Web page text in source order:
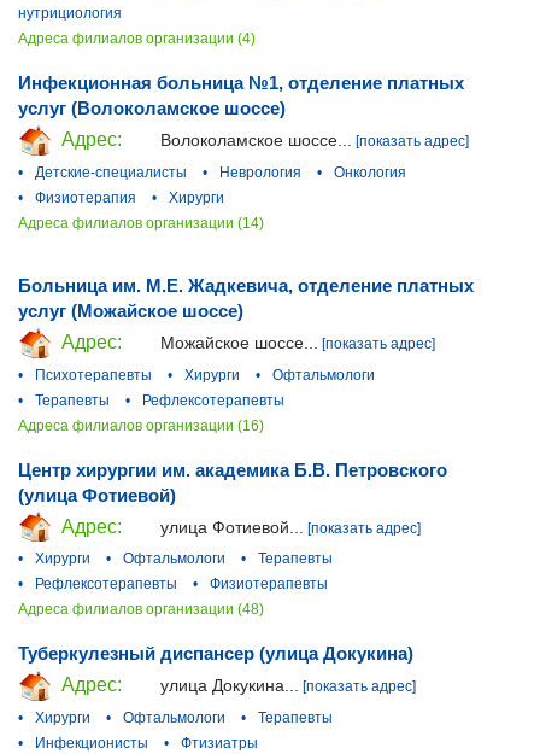
нутрициология
Адреса филиалов организации (4)
Инфекционная больница №1, отделение платных
услуг (Волоколамское шоссе)
Адрес:
Волоколамское шоссе...
[показать адрес]
•
Детские-специалисты • Неврология •
Онкология
•
Физиотерапия •
Хирурги
Адреса филиалов организации (14)
Больница им. М.Е. Жадкевича, отделение платных
услуг (Можайское шоссе)
Адрес:
Можайское шоссе...
[показать адрес]
•
Психотерапевты • Хирурги •
Офтальмологи
•
Терапевты •
Рефлексотерапевты
Адреса филиалов организации (16)
Центр хирургии им. академика Б.В. Петровского
(улица Фотиевой)
Адрес:
улица Фотиевой...
[показать адрес]
•
Хирурги • Офтальмологи •
Терапевты
•
Рефлексотерапевты •
Физиотерапевты
Адреса филиалов организации (48)
Туберкулезный диспансер (улица Докукина)
Адрес:
улица Докукина... [показать адрес]
•
Хирурги • Офтальмологи •
Терапевты
•
Инфекционисты •
Фтизиатры